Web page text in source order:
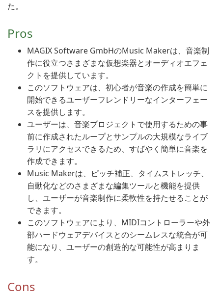
た。
Pros
MAGIX Software GmbHのMusic Makerは、音楽制
作に役立つさまざまな仮想楽器とオーディオエフェ
クトを提供しています。
このソフトウェアは、初心者が音楽の作成を簡単に
開始できるユーザーフレンドリーなインターフェー
スを提供します。
ユーザーは、音楽プロジェクトで使用するための事
前に作成されたループとサンプルの大規模なライブ
ラリにアクセスできるため、すばやく簡単に音楽を
作成できます。
Music Makerは、ピッチ補正、タイムストレッチ、
自動化などのさまざまな編集ツールと機能を提供
し、ユーザーが音楽制作に柔軟性を持たせることが
できます。
このソフトウェアにより、MIDIコントローラーや外
部ハードウェアデバイスとのシームレスな統合が可
能になり、ユーザーの創造的な可能性が高まりま
す。
Cons